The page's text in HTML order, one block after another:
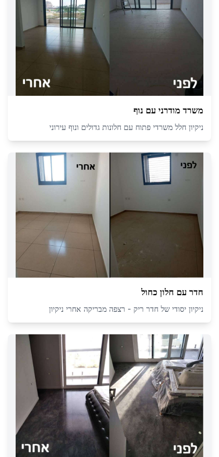
משרד מודרני עם נוף
ניקיון חלל משרדי פתוח עם חלונות גדולים ונוף עירוני
חדר עם חלון כחול
ניקיון יסודי של חדר ריק - רצפה מבריקה אחרי ניקיון